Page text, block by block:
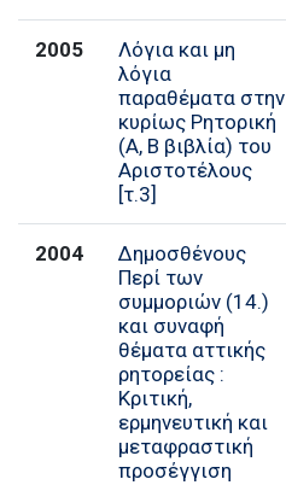
2005
Λόγια και μη
λόγια
παραθέματα στην
κυρίως Ρητορική
(Α, Β βιβλία) του
Αριστοτέλους
[τ.3]
2004
Δημοσθένους
Περί των
συμμοριών (14.)
και συναφή
θέματα αττικής
ρητορείας :
Κριτική,
ερμηνευτική και
μεταφραστική
προσέγγιση